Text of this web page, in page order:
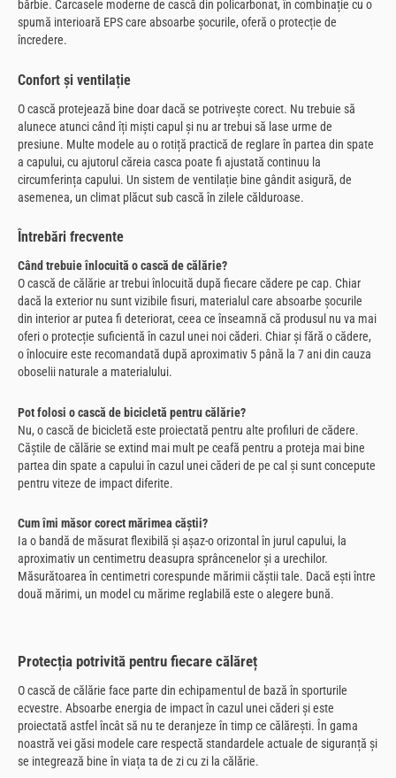
bărbie. Carcasele moderne de cască din policarbonat, în combinație cu o
spumă interioară EPS care absoarbe șocurile, oferă o protecție de
încredere.
Confort și ventilație
O cască protejează bine doar dacă se potrivește corect. Nu trebuie să
alunece atunci când îți miști capul și nu ar trebui să lase urme de
presiune. Multe modele au o rotiță practică de reglare în partea din spate
a capului, cu ajutorul căreia casca poate fi ajustată continuu la
circumferința capului. Un sistem de ventilație bine gândit asigură, de
asemenea, un climat plăcut sub cască în zilele călduroase.
Întrebări frecvente
Când trebuie înlocuită o cască de călărie?
O cască de călărie ar trebui înlocuită după fiecare cădere pe cap. Chiar
dacă la exterior nu sunt vizibile fisuri, materialul care absoarbe șocurile
din interior ar putea fi deteriorat, ceea ce înseamnă că produsul nu va mai
oferi o protecție suficientă în cazul unei noi căderi. Chiar și fără o cădere,
o înlocuire este recomandată după aproximativ 5 până la 7 ani din cauza
oboselii naturale a materialului.
Pot folosi o cască de bicicletă pentru călărie?
Nu, o cască de bicicletă este proiectată pentru alte profiluri de cădere.
Căștile de călărie se extind mai mult pe ceafă pentru a proteja mai bine
partea din spate a capului în cazul unei căderi de pe cal și sunt concepute
pentru viteze de impact diferite.
Cum îmi măsor corect mărimea căștii?
Ia o bandă de măsurat flexibilă și așaz-o orizontal în jurul capului, la
aproximativ un centimetru deasupra sprâncenelor și a urechilor.
Măsurătoarea în centimetri corespunde mărimii căștii tale. Dacă ești între
două mărimi, un model cu mărime reglabilă este o alegere bună.
Protecția potrivită pentru fiecare călăreț
O cască de călărie face parte din echipamentul de bază în sporturile
ecvestre. Absoarbe energia de impact în cazul unei căderi și este
proiectată astfel încât să nu te deranjeze în timp ce călărești. În gama
noastră vei găsi modele care respectă standardele actuale de siguranță și
se integrează bine în viața ta de zi cu zi la călărie.